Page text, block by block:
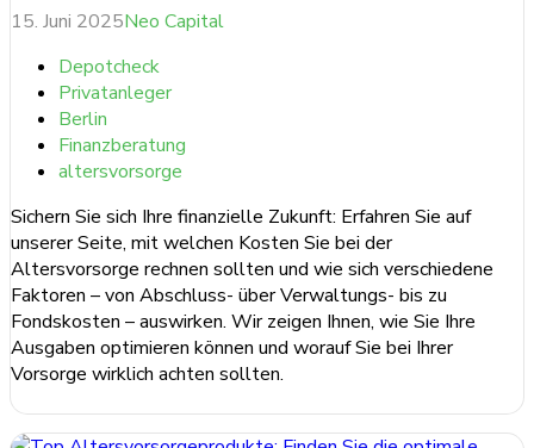
15. Juni 2025Neo Capital
Depotcheck
Privatanleger
Berlin
Finanzberatung
altersvorsorge
Sichern Sie sich Ihre finanzielle Zukunft: Erfahren Sie auf
unserer Seite, mit welchen Kosten Sie bei der
Altersvorsorge rechnen sollten und wie sich verschiedene
Faktoren – von Abschluss- über Verwaltungs- bis zu
Fondskosten – auswirken. Wir zeigen Ihnen, wie Sie Ihre
Ausgaben optimieren können und worauf Sie bei Ihrer
Vorsorge wirklich achten sollten.
weiterlesen ...